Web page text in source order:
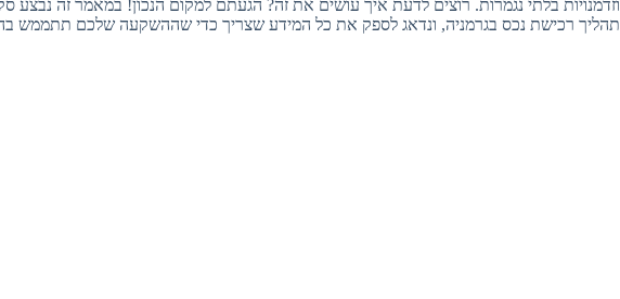
וזדמנויות בלתי נגמרות. רוצים לדעת איך עושים את זה? הגעתם למקום הנכון! במאמר זה נבצע
תהליך רכישת נכס בגרמניה, ונדאג לספק את כל המידע שצריך כדי שההשקעה שלכם תתממש